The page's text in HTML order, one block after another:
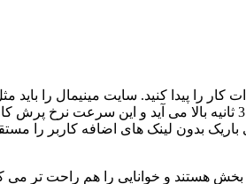
کار را پیدا کنید. سایت مینیمال را باید
مرتب در نظر بگیرید. اول از همه اینکه سایت باید سریع بارگذار شود، وقتی تصاویر و انیمیشن های سنگین و پیچیده به کار نمی رود سایت ظرف 1 تا 3
بدون لینک های اضافه کاربر را
هستند و خوانایی را هم راحت تر می